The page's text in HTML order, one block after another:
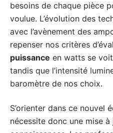
besoins de chaque pièce
voulue. L’évolution des
avec l’avènement des
repenser nos critères
puissance en watts se
tandis que l’intensité
baromètre de nos choix.
S’orienter dans ce nouvel
nécessite donc une mise